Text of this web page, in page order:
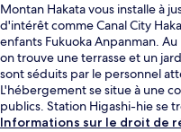
Montan Hakata vous installe à
d'intérêt comme Canal City
enfants Fukuoka Anpanman.
on trouve une terrasse et un
sont séduits par le personnel
L'hébergement se situe à une
publics. Station Higashi-hie se
Informations sur le droit de